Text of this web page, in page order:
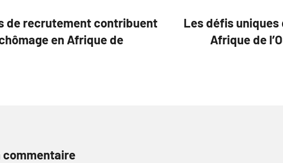
de recrutement contribuent
en Afrique de
Les défis
Afrique de
commentaire